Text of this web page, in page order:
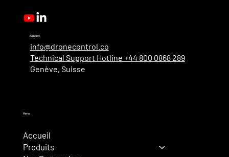
Contact
info@dronecontrol.co
Technical Support Hotline +44 800 0868 289
Genève, Suisse
Menu
Accueil
Produits